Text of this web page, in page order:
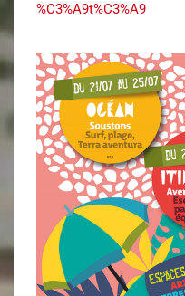
%C3%A9t%C3%A9